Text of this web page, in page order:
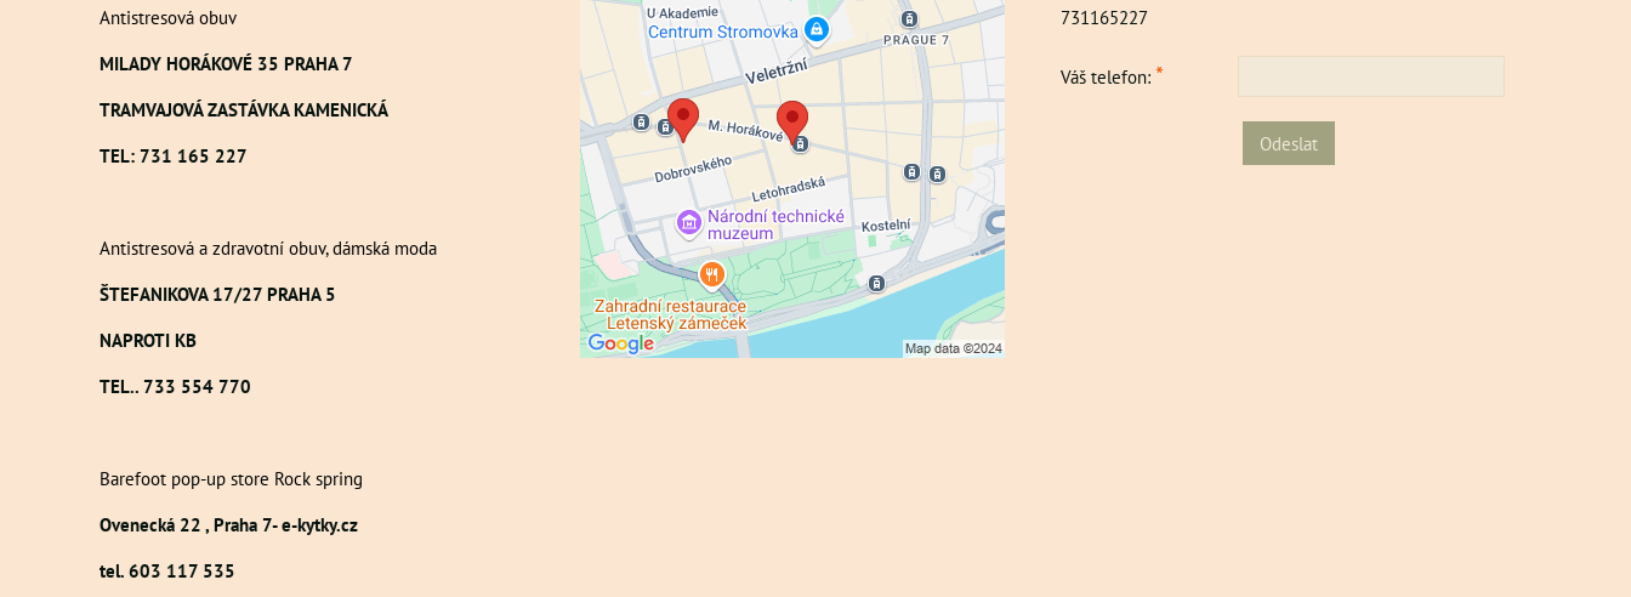
Antistresová obuv
MILADY HORÁKOVÉ 35 PRAHA 7
TRAMVAJOVÁ ZASTÁVKA KAMENICKÁ
TEL: 731 165 227
Antistresová a zdravotní obuv, dámská moda
ŠTEFANIKOVA 17/27 PRAHA 5
NAPROTI KB
TEL.. 733 554 770
Barefoot pop-up store Rock spring
Ovenecká 22 , Praha 7- e-kytky.cz
tel. 603 117 535
Externí obsah je blokován Volbami
soukromí
Přejete si načíst externí obsah?
Povolit a zapamatovat - souhlas s druhem
cookie: Funkční
731165227
Váš telefon: *
Odeslat